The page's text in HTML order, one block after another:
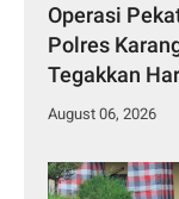
Operasi
Polres
Tegakkan
August 06, 2026